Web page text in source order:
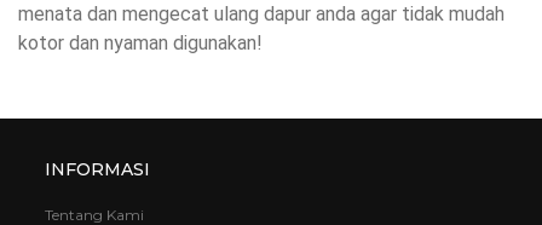
menata dan mengecat ulang dapur anda agar tidak mudah
kotor dan nyaman digunakan!
INFORMASI
Tentang Kami